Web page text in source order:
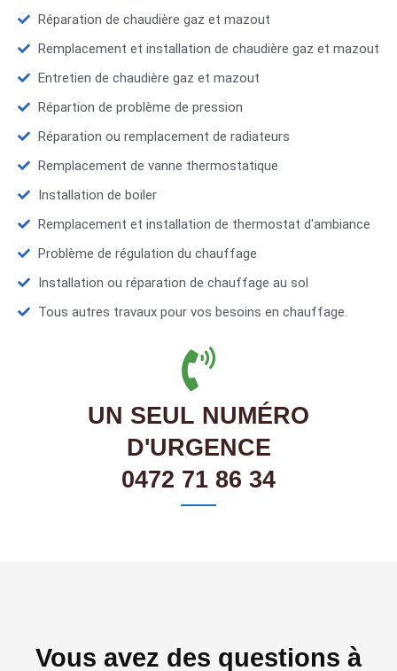
Réparation de chaudière gaz et mazout
Remplacement et installation de chaudière gaz et mazout
Entretien de chaudière gaz et mazout
Répartion de problème de pression
Réparation ou remplacement de radiateurs
Remplacement de vanne thermostatique
Installation de boiler
Remplacement et installation de thermostat d'ambiance
Problème de régulation du chauffage
Installation ou réparation de chauffage au sol
Tous autres travaux pour vos besoins en chauffage.
UN SEUL NUMÉRO
D'URGENCE
0472 71 86 34
Vous avez des questions à